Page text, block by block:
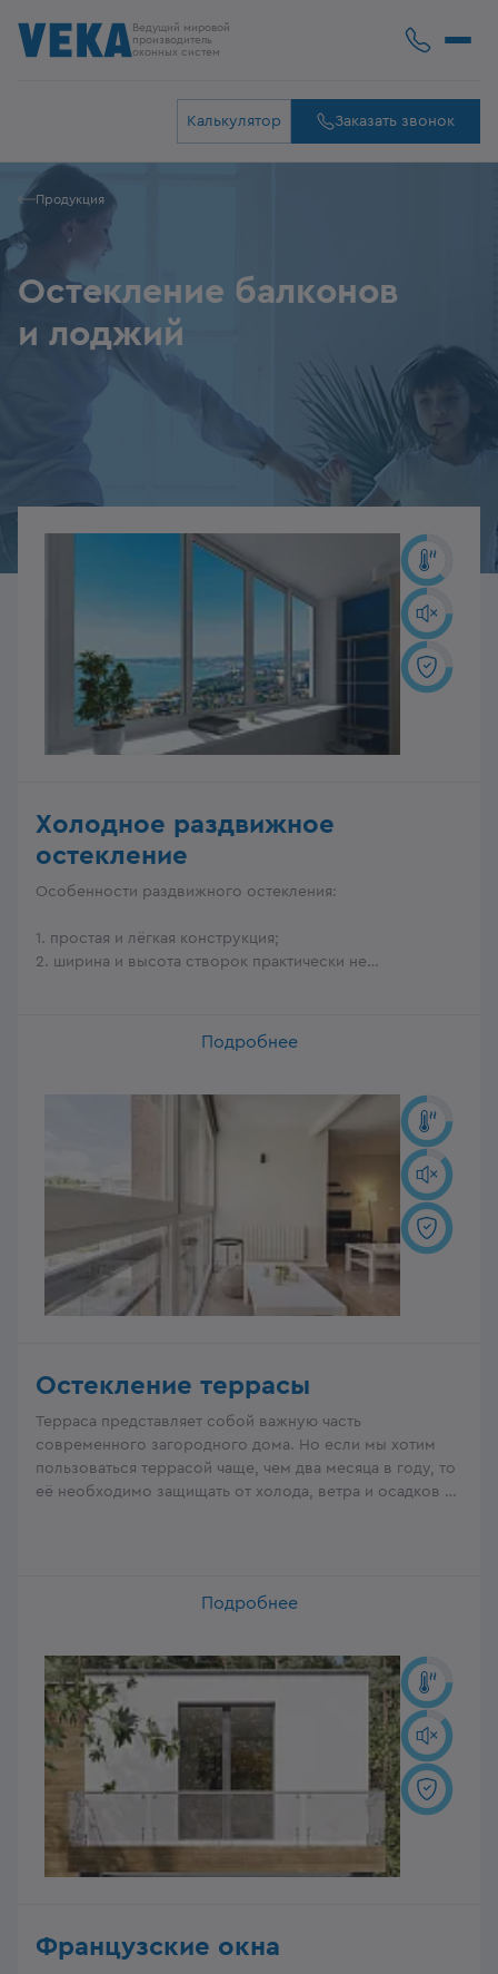
Ведущий мировой
производитель
оконных систем
Калькулятор Заказать звонок
Продукция
Остекление балконов
и лоджий
Холодное раздвижное
остекление
Особенности раздвижного остекления:
1. простая и лёгкая конструкция;
2. ширина и высота створок практически не
Подробнее
Остекление террасы
Терраса представляет собой важную часть
современного загородного дома. Но если мы хотим
пользоваться террасой чаще, чем два месяца в году, то
её необходимо защищать от холода, ветра и осадков –
Подробнее
Французские окна